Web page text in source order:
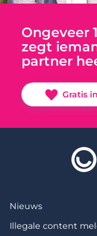
Ongeveer
zegt
partner
Gratis
Nieuws
Illegale content